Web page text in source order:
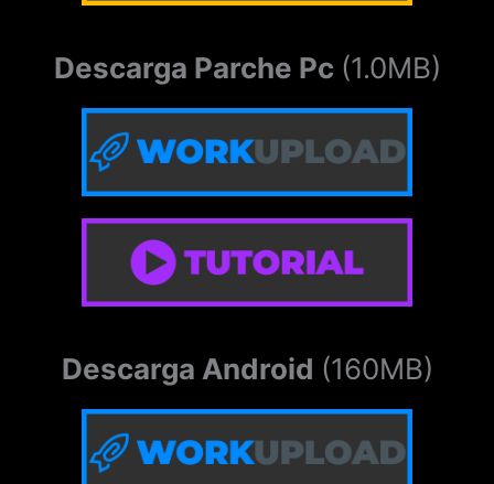
Descarga Parche Pc (1.0MB)
Descarga Android (160MB)